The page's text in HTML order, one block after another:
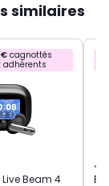
similaires
cagnottés
adhérents
Live Beam 4